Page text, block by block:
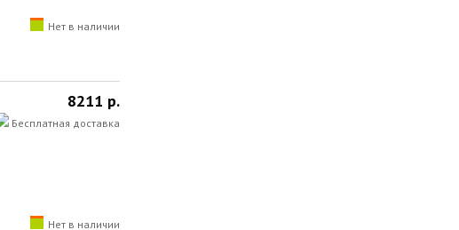
Нет в наличии
8211 р.
Бесплатная доставка
Нет в наличии